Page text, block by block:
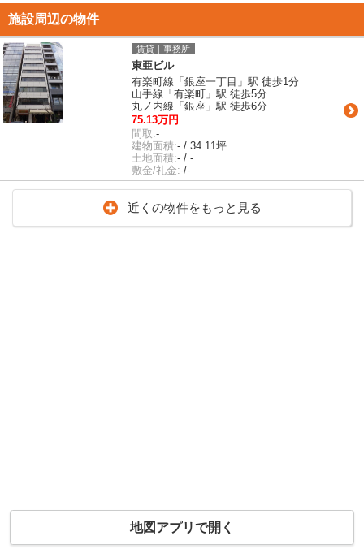
施設周辺の物件
賃貸｜事務所
東亜ビル
有楽町線「銀座一丁目」駅 徒歩1分
山手線「有楽町」駅 徒歩5分
丸ノ内線「銀座」駅 徒歩6分
75.13万円
間取:-
建物面積:- / 34.11坪
土地面積:- / -
敷金/礼金:-/-
近くの物件をもっと見る
地図アプリで開く